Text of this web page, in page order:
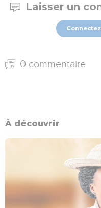
Laisser un
0 commentaire
À découvrir